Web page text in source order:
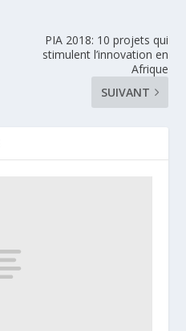
PIA 2018: 10 projets qui
stimulent l’innovation en
Afrique
SUIVANT